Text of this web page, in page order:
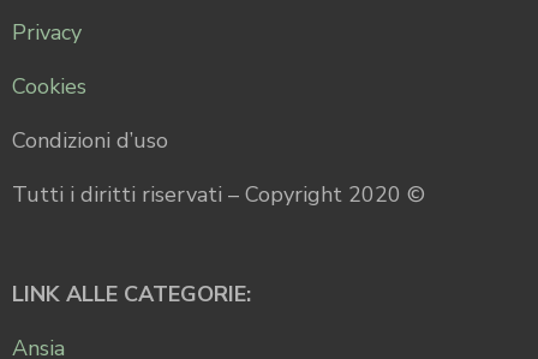
Privacy
Cookies
Condizioni d’uso
Tutti i diritti riservati – Copyright 2020 ©
LINK ALLE CATEGORIE:
Ansia